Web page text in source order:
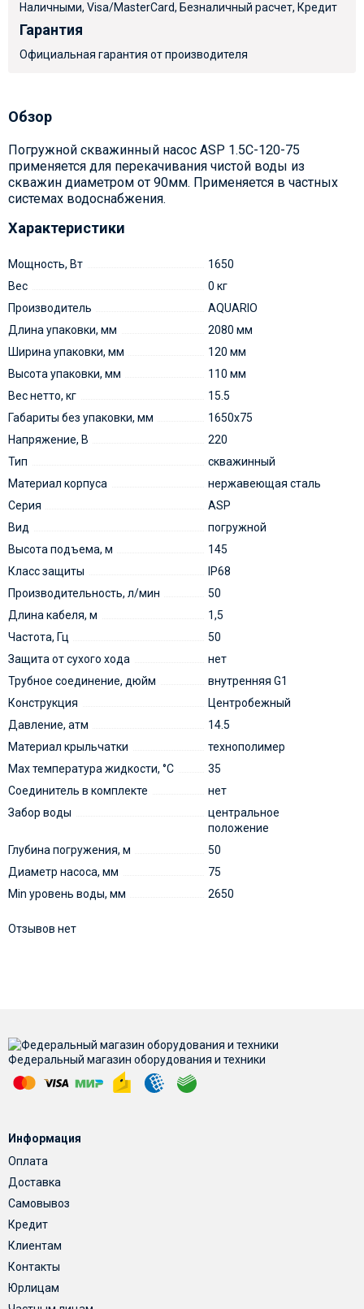
Наличными, Visa/MasterCard, Безналичный расчет, Кредит
Гарантия
Официальная гарантия от производителя
Обзор
Погружной скважинный насос ASP 1.5С-120-75
применяется для перекачивания чистой воды из
скважин диаметром от 90мм. Применяется в частных
системах водоснабжения.
Характеристики
Мощность, Вт
1650
Вес
0 кг
Производитель
AQUARIO
Длина упаковки, мм
2080 мм
Ширина упаковки, мм
120 мм
Высота упаковки, мм
110 мм
Вес нетто, кг
15.5
Габариты без упаковки, мм
1650х75
Напряжение, В
220
Тип
скважинный
Материал корпуса
нержавеющая сталь
Серия
ASP
Вид
погружной
Высота подъема, м
145
Класс защиты
IP68
Производительность, л/мин
50
Длина кабеля, м
1,5
Частота, Гц
50
Защита от сухого хода
нет
Трубное соединение, дюйм
внутренняя G1
Конструкция
Центробежный
Давление, атм
14.5
Материал крыльчатки
технополимер
Мах температура жидкости, °С
35
Соединитель в комплекте
нет
Забор воды
центральное
положение
Глубина погружения, м
50
Диаметр насоса, мм
75
Min уровень воды, мм
2650
Отзывов нет
Федеральный магазин оборудования и техники
Информация
Оплата
Доставка
Самовывоз
Кредит
Клиентам
Контакты
Юрлицам